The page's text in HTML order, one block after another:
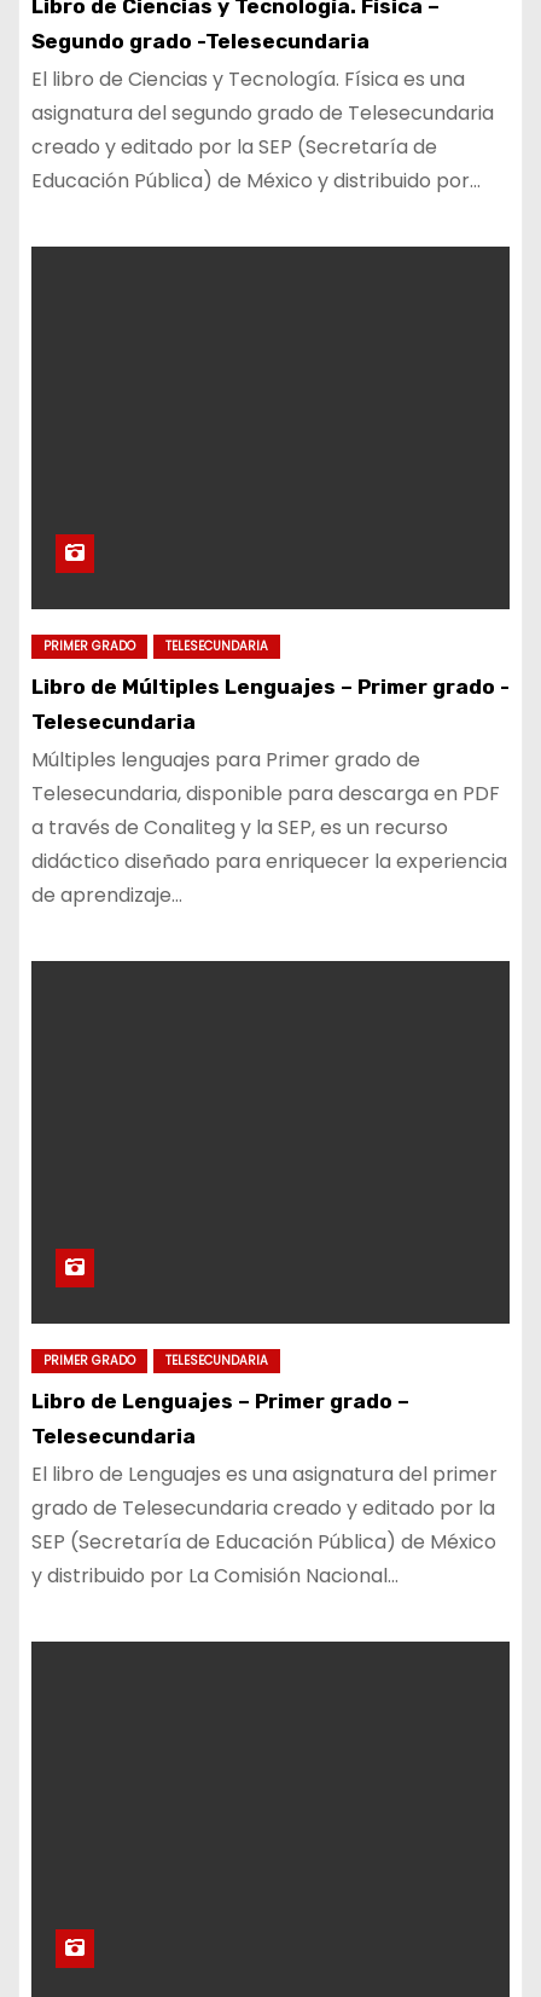
Libro de Ciencias y Tecnología. Física –
Segundo grado -Telesecundaria
El libro de Ciencias y Tecnología. Física es una
asignatura del segundo grado de Telesecundaria
creado y editado por la SEP (Secretaría de
Educación Pública) de México y distribuido por…
PRIMER GRADO TELESECUNDARIA
Libro de Múltiples Lenguajes – Primer grado -
Telesecundaria
Múltiples lenguajes para Primer grado de
Telesecundaria, disponible para descarga en PDF
a través de Conaliteg y la SEP, es un recurso
didáctico diseñado para enriquecer la experiencia
de aprendizaje…
PRIMER GRADO TELESECUNDARIA
Libro de Lenguajes – Primer grado –
Telesecundaria
El libro de Lenguajes es una asignatura del primer
grado de Telesecundaria creado y editado por la
SEP (Secretaría de Educación Pública) de México
y distribuido por La Comisión Nacional…